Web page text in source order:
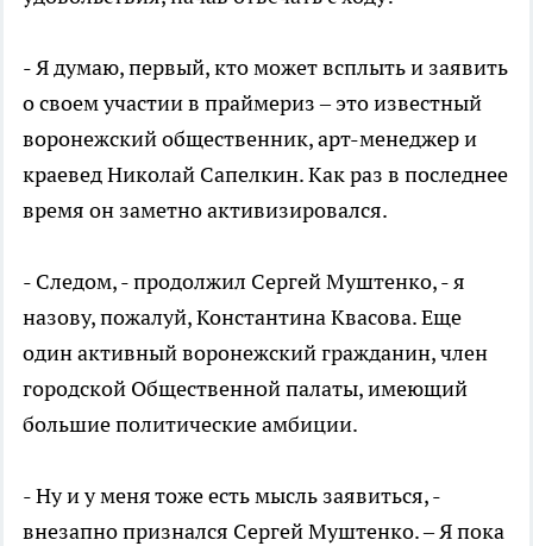
- Я думаю, первый, кто может всплыть и заявить
о своем участии в праймериз – это известный
воронежский общественник, арт-менеджер и
краевед Николай Сапелкин. Как раз в последнее
время он заметно активизировался.
- Следом, - продолжил Сергей Муштенко, - я
назову, пожалуй, Константина Квасова. Еще
один активный воронежский гражданин, член
городской Общественной палаты, имеющий
большие политические амбиции.
- Ну и у меня тоже есть мысль заявиться, -
внезапно признался Сергей Муштенко. – Я пока